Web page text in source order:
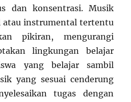
dan konsentrasi. Musik
atau instrumental tertentu
pikiran, mengurangi
lingkungan belajar
yang belajar sambil
yang sesuai cenderung
tugas dengan